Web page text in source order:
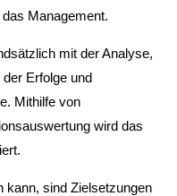
Management.
mit der Analyse,
Erfolge und
Mithilfe von
wird das
kann, sind Zielsetzungen